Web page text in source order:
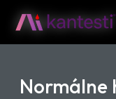
Normálne